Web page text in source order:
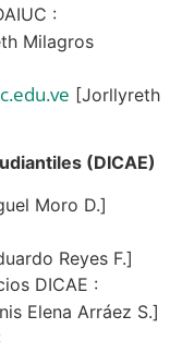
:
Milagros
[Jorllyreth
(DICAE)
Moro D.]
Reyes F.]
DICAE :
Elena Arráez S.]